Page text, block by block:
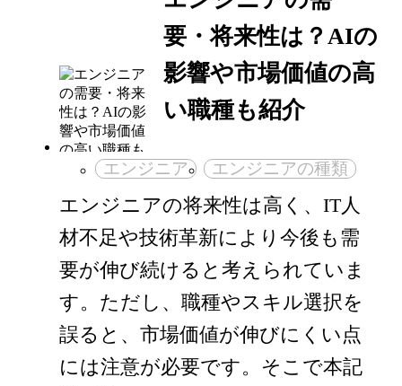
要・将来性は？AIの
影響や市場価値の高
い職種も紹介
エンジニア エンジニアの種類
エンジニアの将来性は高く、IT人
材不足や技術革新により今後も需
要が伸び続けると考えられていま
す。ただし、職種やスキル選択を
誤ると、市場価値が伸びにくい点
には注意が必要です。そこで本記